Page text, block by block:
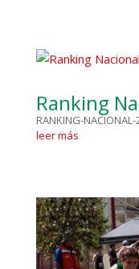
Ranking
RANKING-
leer más